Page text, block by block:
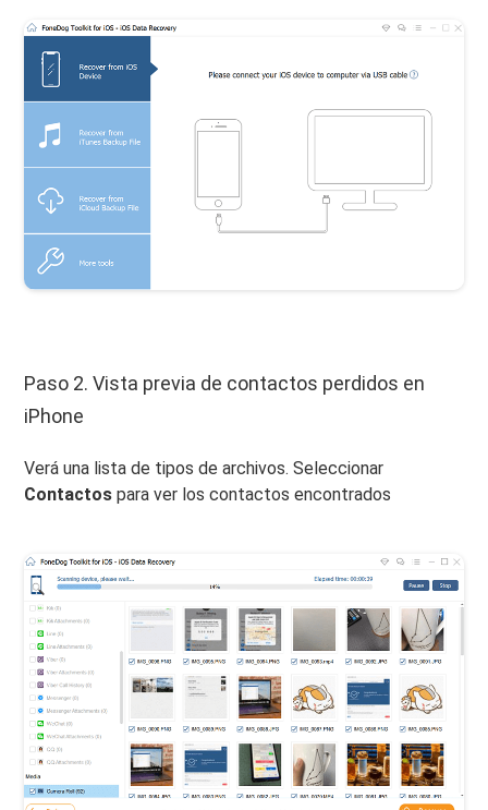
Paso 2. Vista previa de contactos perdidos en
iPhone
Verá una lista de tipos de archivos. Seleccionar
Contactos para ver los contactos encontrados